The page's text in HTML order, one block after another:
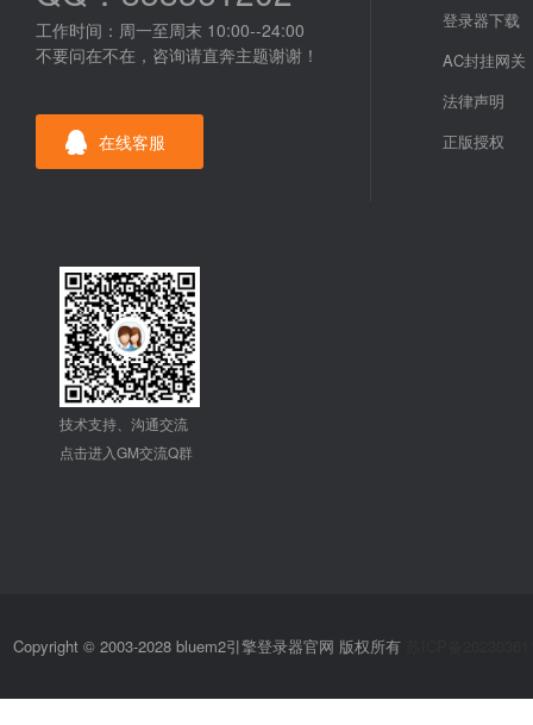
工作时间：周一至周末 10:00--24:00
不要问在不在，咨询请直奔主题谢谢！
在线客服
登录器下载
AC封挂网关
法律声明
正版授权
技术支持、沟通交流
点击进入GM交流Q群
Copyright © 2003-2028 bluem2引擎登录器官网 版权所有